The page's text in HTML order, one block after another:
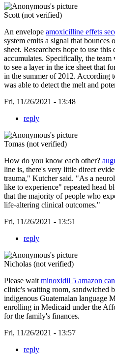
Scott (not verified)
An envelope amoxicilline effets
system emits a signal that
sheet. Researchers hope to use
accumulates. Specifically, the
to see a layer in the ice sheet that
in the summer of 2012. According
was able to detect the melt and
Fri, 11/26/2021 - 13:48
reply
Tomas (not verified)
How do you know each other?
line is, there's very little direct
trauma," Kutcher said. "As a
like to experience" repeated head
that the majority of people who
life-altering clinical outcomes."
Fri, 11/26/2021 - 13:51
reply
Nicholas (not verified)
Please wait minoxidil 5 amazon
clinic's waiting room, sandwiched
indigenous Guatemalan language
enrolling in Medicaid under the
for the family's finances.
Fri, 11/26/2021 - 13:57
reply